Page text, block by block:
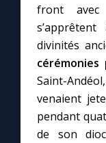
front
divinités
cérémonies
Saint-
venaient
pendant
de son